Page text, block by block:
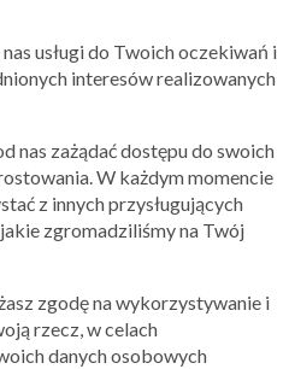
usługi do Twoich oczekiwań i
interesów realizowanych
nas zażądać dostępu do swoich
W każdym momencie
z innych przysługujących
zgromadziliśmy na Twój
zgodę na wykorzystywanie i
rzecz, w celach
danych osobowych